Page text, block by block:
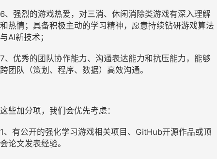
6、强烈的游戏热爱，对三消、休闲消除类游戏有深入理解
和热情；具备积极主动的学习精神，愿意持续钻研游戏算法
与AI新技术；
7、优秀的团队协作能力、沟通表达能力和抗压能力，能够
跨团队（策划、程序、数据）高效沟通。
这些加分项，我们会优先考虑：
1、有公开的强化学习游戏相关项目、GitHub开源作品或顶
会论文发表经验。